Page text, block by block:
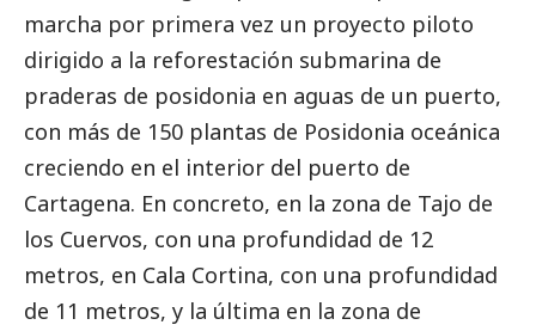
marcha por primera vez un proyecto piloto
dirigido a la reforestación submarina de
praderas de posidonia en aguas de un puerto,
con más de 150 plantas de Posidonia oceánica
creciendo en el interior del puerto de
Cartagena. En concreto, en la zona de Tajo de
los Cuervos, con una profundidad de 12
metros, en Cala Cortina, con una profundidad
de 11 metros, y la última en la zona de